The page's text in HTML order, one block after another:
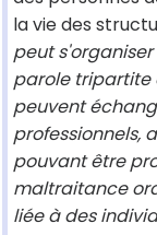
la vie des
peut
parole tripartite
peuvent
professionnels,
pouvant être
maltraitance
liée à des